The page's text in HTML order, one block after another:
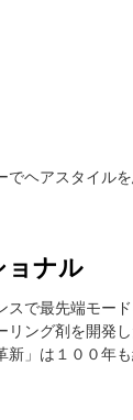
ヘアスタイル
ョナル
で最先端モー
リング剤を開発
」は１００年